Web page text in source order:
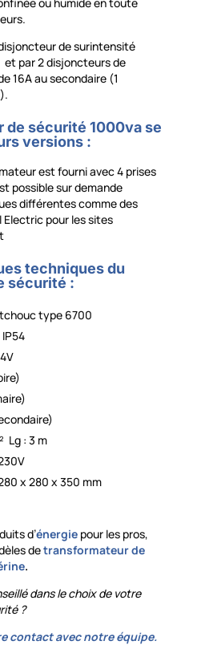
ou humide en toute
de surintensité
par 2 disjoncteurs de
16A au secondaire (1
de sécurité 1000va se
versions :
est fourni avec 4 prises
possible sur demande
différentes comme des
Electric pour les sites
techniques du
sécurité :
type 6700
Lg : 3 m
x 280 x 350 mm
d’énergiepour les pros,
detransformateur de
.
dans le choix de votre
?
contact avec notre équipe.